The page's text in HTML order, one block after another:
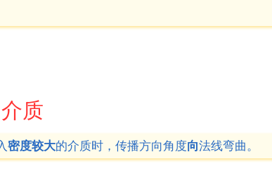
质
密度较大的介质时，传播方向角度向法线弯曲。